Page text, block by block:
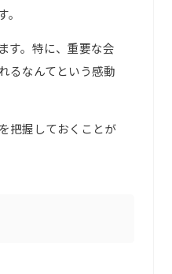
す。特に、重要な会
るなんてという感動
把握しておくことが